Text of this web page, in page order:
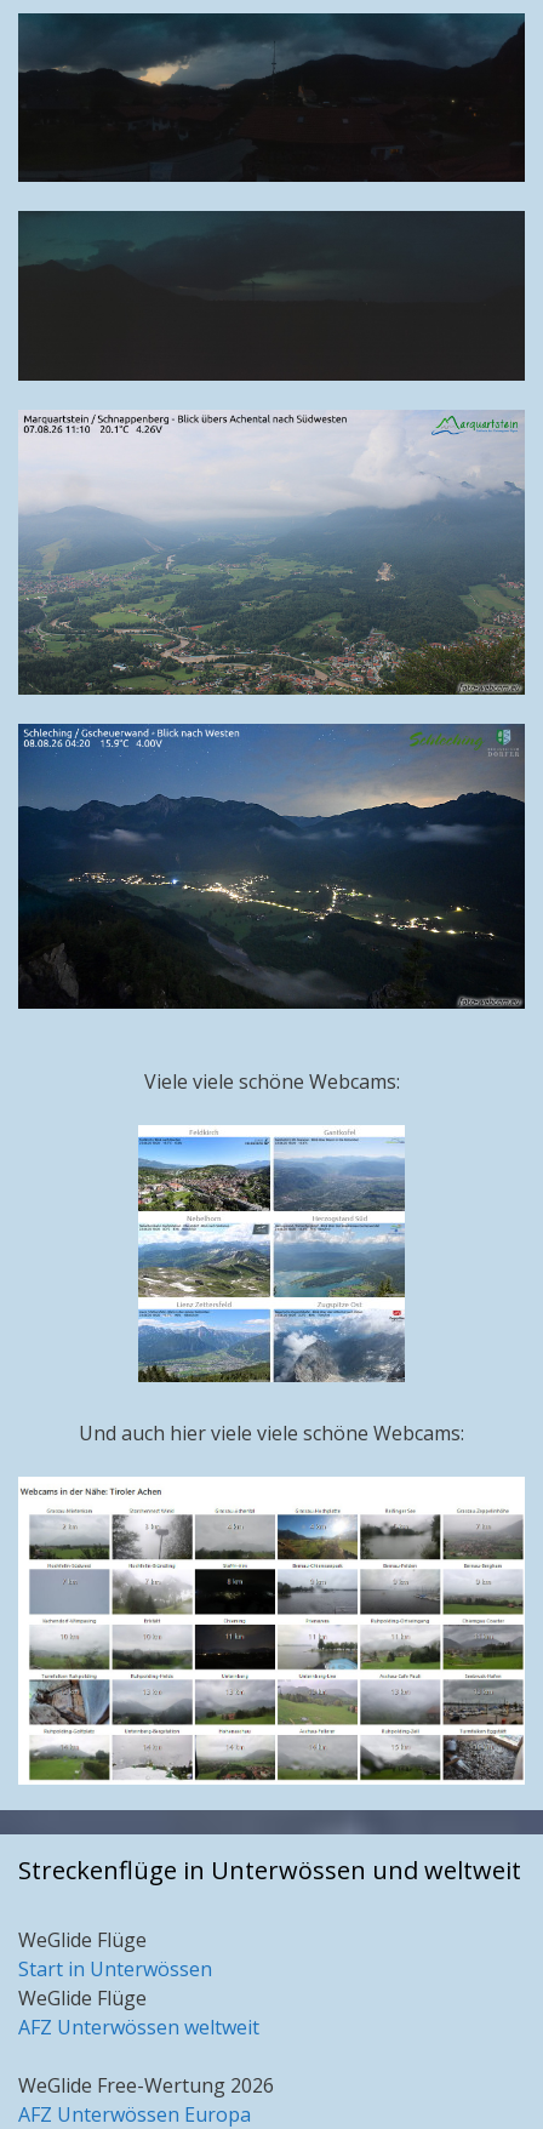
Viele viele schöne Webcams:
Und auch hier viele viele schöne Webcams:
Streckenflüge in Unterwössen und weltweit
WeGlide Flüge
Start in Unterwössen
WeGlide Flüge
AFZ Unterwössen weltweit
WeGlide Free-Wertung 2026
AFZ Unterwössen Europa